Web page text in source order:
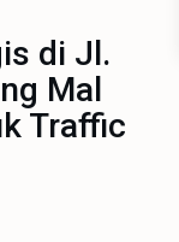
di Jl.
Mal
Traffic